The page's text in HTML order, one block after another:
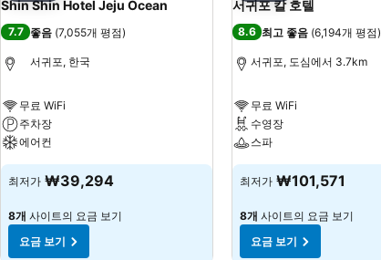
Shin Shin Hotel Jeju Ocean
7.7 좋음 (7,055개 평점)
서귀포, 한국
무료 WiFi
주차장
에어컨
최저가 ₩39,294
8개 사이트의 요금 보기
요금 보기
서귀포 칼 호텔
8.6 최고 좋음 (6,194개 평점)
서귀포, 도심에서 3.7km
무료 WiFi
수영장
스파
최저가 ₩101,571
8개 사이트의 요금 보기
요금 보기